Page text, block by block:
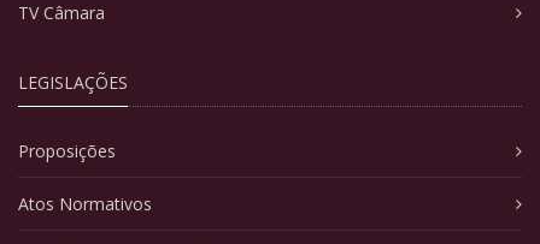
TV Câmara
LEGISLAÇÕES
Proposições
Atos Normativos